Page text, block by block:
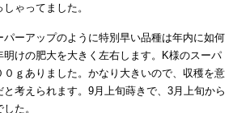
ゃってました。
ーアップのように特別早い品種は年内に如何
けの肥大を大きく左右します。K様のスーパ
ｇありました。かなり大きいので、収穫を意
考えられます。9月上旬蒔きで、3月上旬から
た。